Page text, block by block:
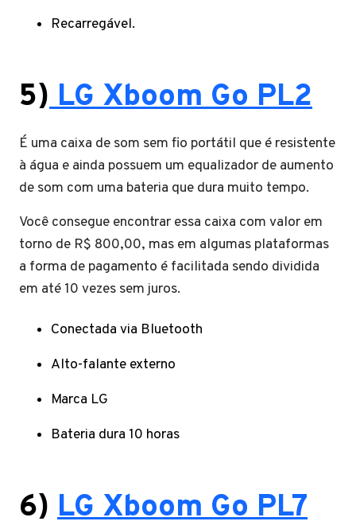
Recarregável.
5) LG Xboom Go PL2
É uma caixa de som sem fio portátil que é resistente
à água e ainda possuem um equalizador de aumento
de som com uma bateria que dura muito tempo.
Você consegue encontrar essa caixa com valor em
torno de R$ 800,00, mas em algumas plataformas
a forma de pagamento é facilitada sendo dividida
em até 10 vezes sem juros.
Conectada via Bluetooth
Alto-falante externo
Marca LG
Bateria dura 10 horas
6) LG Xboom Go PL7